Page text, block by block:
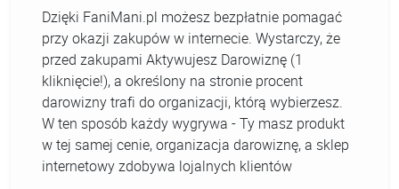
Dzięki FaniMani.pl możesz bezpłatnie pomagać
przy okazji zakupów w internecie. Wystarczy, że
przed zakupami Aktywujesz Darowiznę (1
kliknięcie!), a określony na stronie procent
darowizny trafi do organizacji, którą wybierzesz.
W ten sposób każdy wygrywa - Ty masz produkt
w tej samej cenie, organizacja darowiznę, a sklep
internetowy zdobywa lojalnych klientów